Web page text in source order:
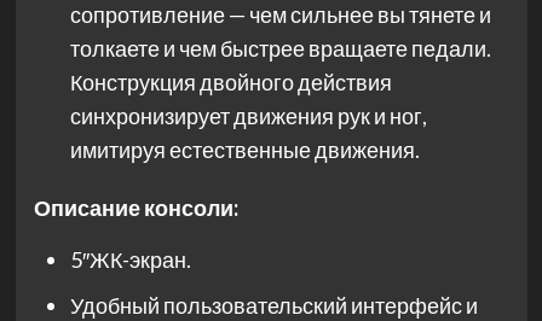
сопротивление — чем сильнее вы тянете и
толкаете и чем быстрее вращаете педали.
Конструкция двойного действия
синхронизирует движения рук и ног,
имитируя естественные движения.
Описание консоли:
5″ЖК-экран.
Удобный пользовательский интерфейс и